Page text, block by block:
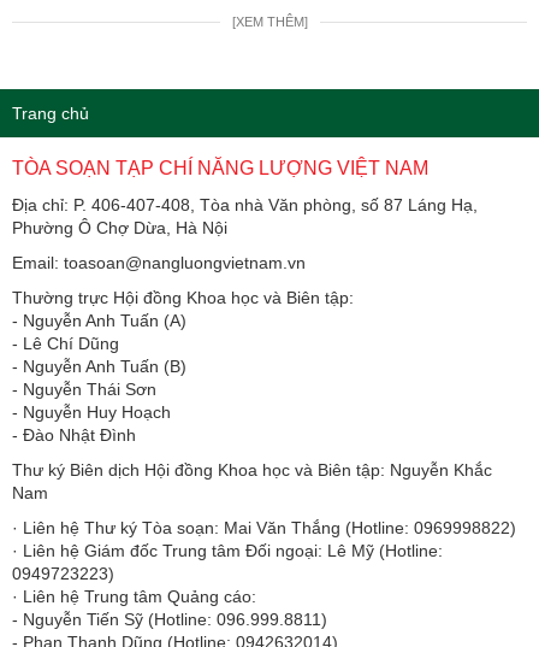
[XEM THÊM]
Trang chủ
TÒA SOẠN TẠP CHÍ NĂNG LƯỢNG VIỆT NAM
Địa chỉ: P. 406-407-408, Tòa nhà Văn phòng, số 87 Láng Hạ,
Phường Ô Chợ Dừa, Hà Nội
Email: toasoan@nangluongvietnam.vn
Thường trực Hội đồng Khoa học và Biên tập:
​​​​​​- Nguyễn Anh Tuấn (A)
- Lê Chí Dũng
- Nguyễn Anh Tuấn (B)
- Nguyễn Thái Sơn
- Nguyễn Huy Hoạch
- Đào Nhật Đình
Thư ký Biên dịch Hội đồng Khoa học và Biên tập: Nguyễn Khắc
Nam
· Liên hệ Thư ký Tòa soạn: Mai Văn Thắng (Hotline: 0969998822)
· Liên hệ Giám đốc Trung tâm Đối ngoại: Lê Mỹ (Hotline:
0949723223)
· Liên hệ Trung tâm Quảng cáo:
- Nguyễn Tiến Sỹ (Hotline: 096.999.8811)
- Phan Thanh Dũng (Hotline: 0942632014)